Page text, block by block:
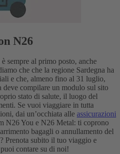
N26
sempre al primo posto, anche
che che la regione Sardegna ha
e che, almeno fino al 31 luglio,
deve compilare un modulo sul sito
stato di salute, il luogo del
Se vuoi viaggiare in tutta
dai un’occhiata alle assicurazioni
N26 You e N26 Metal: ti coprono
bagagli o annullamento del
Prenota subito il tuo viaggio e
contare su di noi!